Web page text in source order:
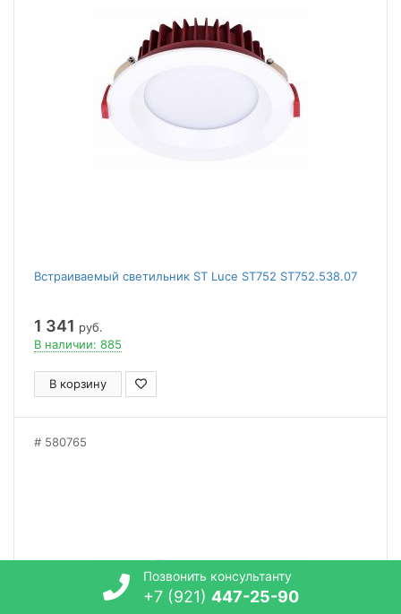
Встраиваемый светильник ST Luce ST752 ST752.538.07
1 341 руб.
В наличии: 885
В корзину
580765
Позвонить консультанту
+7 (921) 447-25-90